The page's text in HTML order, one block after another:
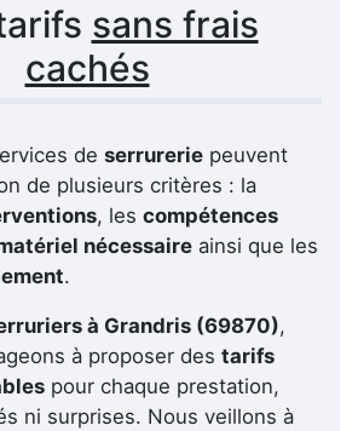
sans frais
cachés
de serrurerie peuvent
de plusieurs critères : la
, les compétences
nécessaire ainsi que les
.
à Grandris (69870),
à proposer des tarifs
pour chaque prestation,
ni surprises. Nous veillons à